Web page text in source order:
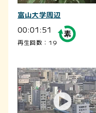
富山大学周辺
00:01:51
再生回数：19